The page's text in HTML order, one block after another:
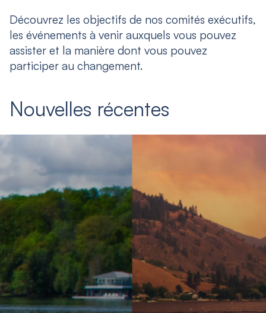
Découvrez les objectifs de nos comités exécutifs,
les événements à venir auxquels vous pouvez
assister et la manière dont vous pouvez
participer au changement.
Nouvelles récentes